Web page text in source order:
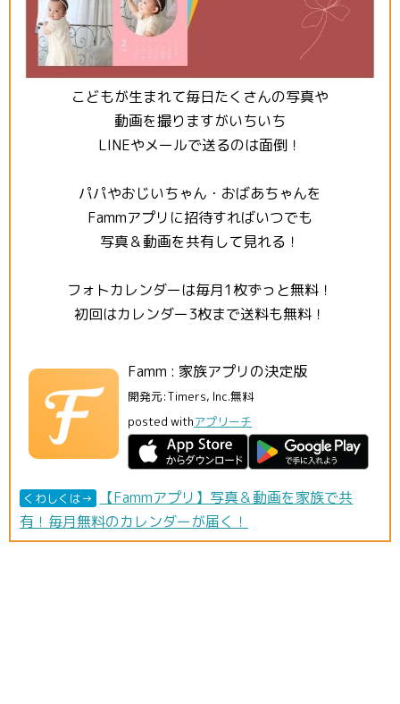
こどもが生まれて毎日たくさんの写真や
動画を撮りますがいちいち
LINEやメールで送るのは面倒！
パパやおじいちゃん・おばあちゃんを
Fammアプリに招待すればいつでも
写真＆動画を共有して見れる！
フォトカレンダーは毎月1枚ずっと無料！
初回はカレンダー3枚まで送料も無料！
Famm : 家族アプリの決定版
開発元:Timers, Inc.無料
posted withアプリーチ
くわしくは→
【Fammアプリ】写真＆動画を家族で共
有！毎月無料のカレンダーが届く！